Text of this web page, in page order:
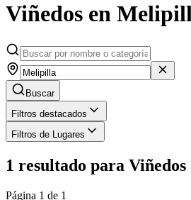
Viñedos en
Buscar
Filtros destacados
Filtros de Lugares
1 resultado para Viñedos
Página 1 de 1